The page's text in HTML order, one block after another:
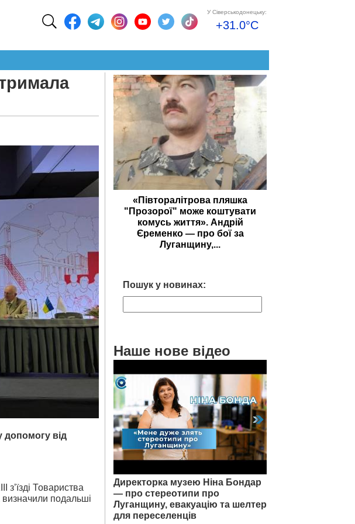
У Сіверськодонецьку:
+31.0°C
допомогу від
Товариства
визначили подальші
«Півторалітрова пляшка
"Прозорої" може коштувати
комусь життя». Андрій
Єременко — про бої за
Луганщину,...
Пошук у новинах:
Наше нове відео
Директорка музею Ніна Бондар
— про стереотипи про
Луганщину, евакуацію та шелтер
для переселенців